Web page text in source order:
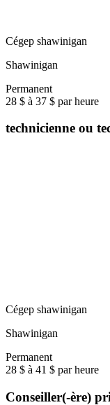
Cégep shawinigan
Shawinigan
Permanent
28 $ à 37 $ par heure
technicienne ou
Cégep shawinigan
Shawinigan
Permanent
28 $ à 41 $ par heure
Conseiller(-ère)